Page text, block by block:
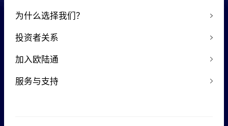
为什么选择我们？
投资者关系
加入欧陆通
服务与支持